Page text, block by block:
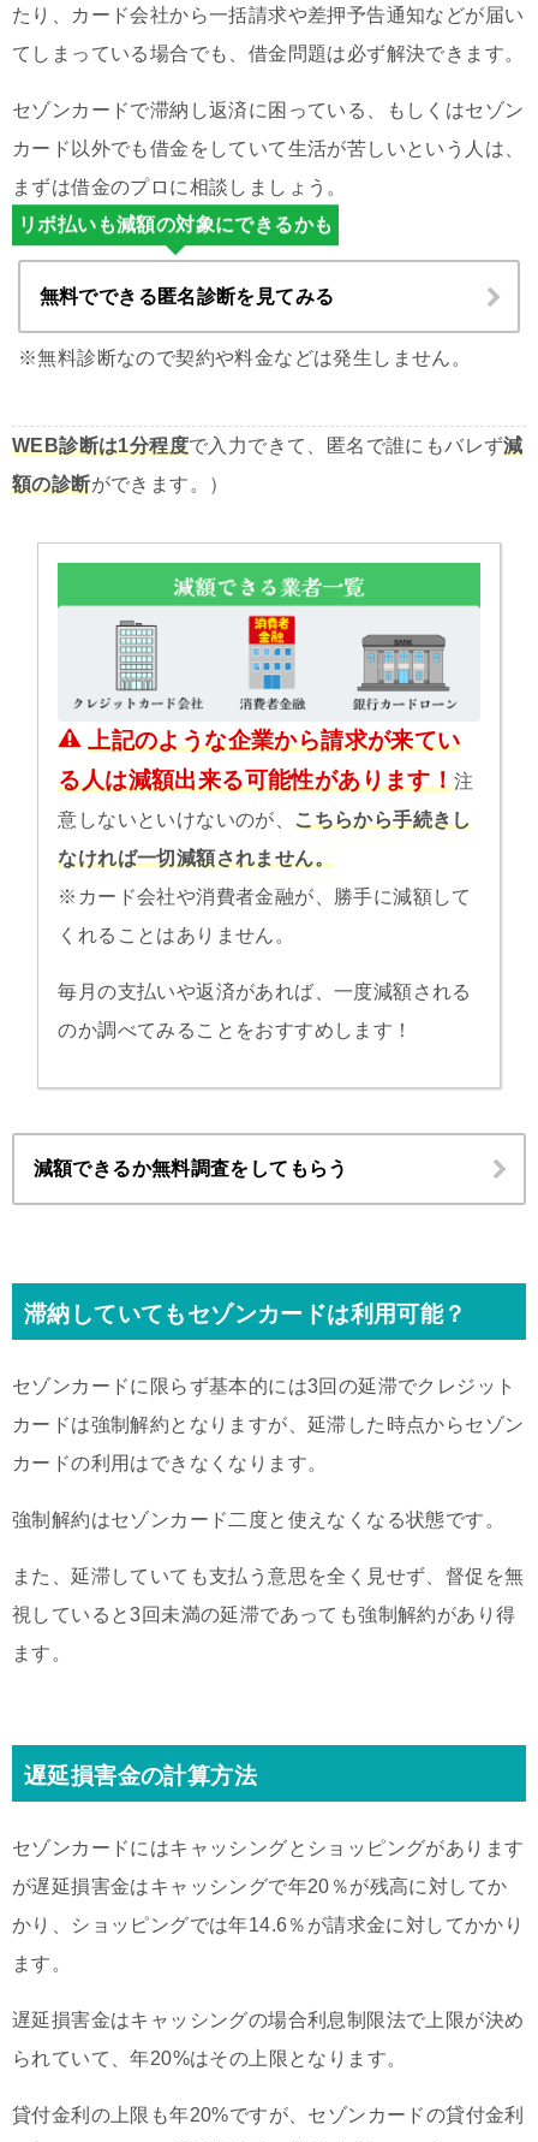
たり、カード会社から一括請求や差押予告通知などが届い
てしまっている場合でも、借金問題は必ず解決できます。
セゾンカードで滞納し返済に困っている、もしくはセゾン
カード以外でも借金をしていて生活が苦しいという人は、
まずは借金のプロに相談しましょう。
リボ払いも減額の対象にできるかも
無料でできる匿名診断を見てみる
※無料診断なので契約や料金などは発生しません。
WEB診断は1分程度で入力できて、匿名で誰にもバレず減
額の診断ができます。）
上記のような企業から請求が来てい
る人は減額出来る可能性があります！注
意しないといけないのが、こちらから手続きし
なければ一切減額されません。
※カード会社や消費者金融が、勝手に減額して
くれることはありません。
毎月の支払いや返済があれば、一度減額される
のか調べてみることをおすすめします！
減額できるか無料調査をしてもらう
滞納していてもセゾンカードは利用可能？
セゾンカードに限らず基本的には3回の延滞でクレジット
カードは強制解約となりますが、延滞した時点からセゾン
カードの利用はできなくなります。
強制解約はセゾンカード二度と使えなくなる状態です。
また、延滞していても支払う意思を全く見せず、督促を無
視していると3回未満の延滞であっても強制解約があり得
ます。
遅延損害金の計算方法
セゾンカードにはキャッシングとショッピングがあります
が遅延損害金はキャッシングで年20％が残高に対してか
かり、ショッピングでは年14.6％が請求金に対してかかり
ます。
遅延損害金はキャッシングの場合利息制限法で上限が決め
られていて、年20%はその上限となります。
貸付金利の上限も年20%ですが、セゾンカードの貸付金利